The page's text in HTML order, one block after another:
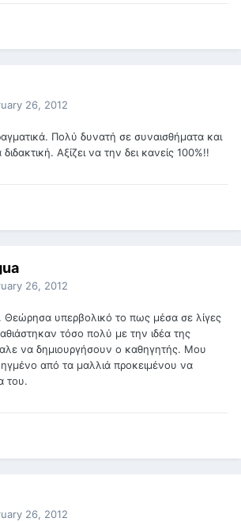
26, 2012
Πολύ δυνατή σε συναισθήματα και
διδακτική. Αξίζει να την δει κανείς 100%!!
26, 2012
υπερβολικό το πως μέσα σε λίγες
τόσο πολύ με την ιδέα της
να δημιουργήσουν ο καθηγητής. Μου
από τα μαλλιά προκειμένου να
του.
26, 2012